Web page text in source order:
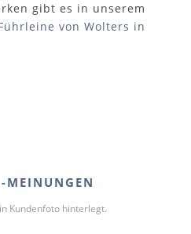
gibt es in unserem
von Wolters in
MEINUNGEN
Kundenfoto hinterlegt.